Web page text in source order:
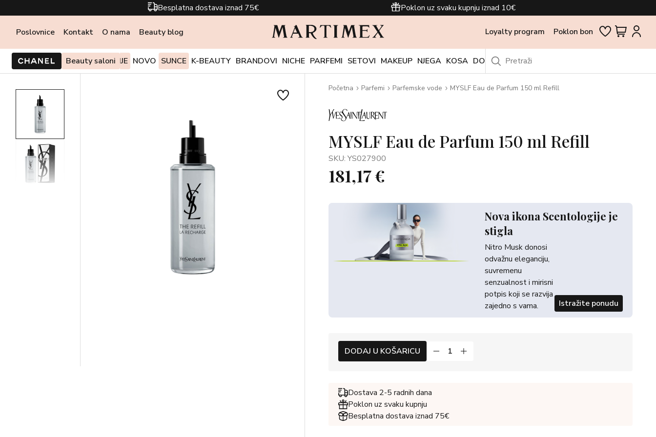
Besplatna dostava iznad 75€ Poklon uz svaku kupnju iznad 10€
Poslovnice Kontakt O nama Beauty blog Loyalty program Poklon bon
Beauty saloni
PONUDE I AKCIJE NOVO SUNCE K-BEAUTY BRANDOVI NICHE PARFEMI SETOVI MAKEUP NJEGA KOSA DODACI OUTLET
Početna Parfemi Parfemske vode MYSLF Eau de Parfum 150 ml Refill
MYSLF Eau de Parfum 150 ml Refill
SKU: YS027900
181,17 €
Nova ikona Scentologije je
stigla
Nitro Musk donosi
odvažnu eleganciju,
suvremenu
senzualnost i mirisni
potpis koji se razvija
zajedno s vama.
Istražite ponudu
DODAJ U KOŠARICU
Dostava 2-5 radnih dana
Poklon uz svaku kupnju
Besplatna dostava iznad 75€